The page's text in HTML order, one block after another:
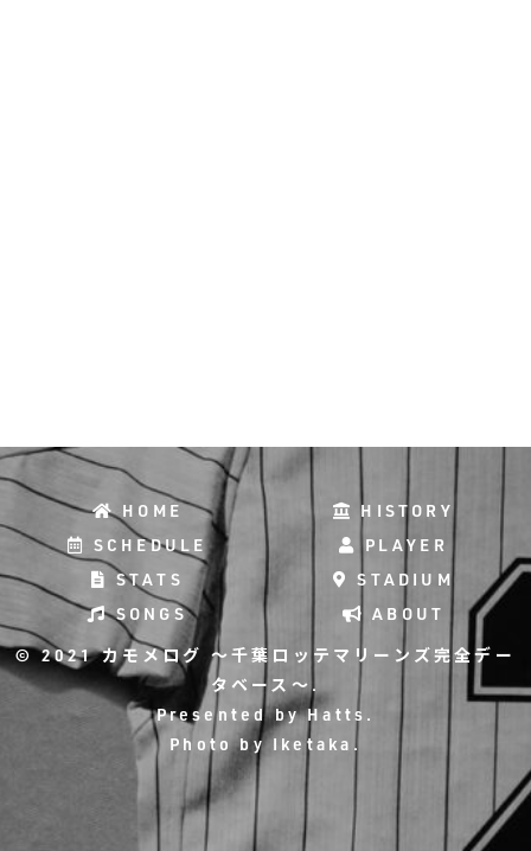
HOME HISTORY
SCHEDULE PLAYER
STATS STADIUM
SONGS ABOUT
© 2021 カモメログ ～千葉ロッテマリーンズ完全デー
タベース～.
Presented byHatts .
Photo byIketaka .